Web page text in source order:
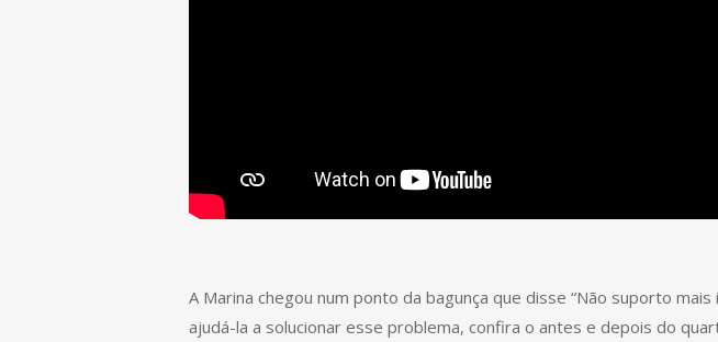
A Marina chegou num ponto da bagunça que disse “Não suporto
ajudá-la a solucionar esse problema, confira o antes e depois do